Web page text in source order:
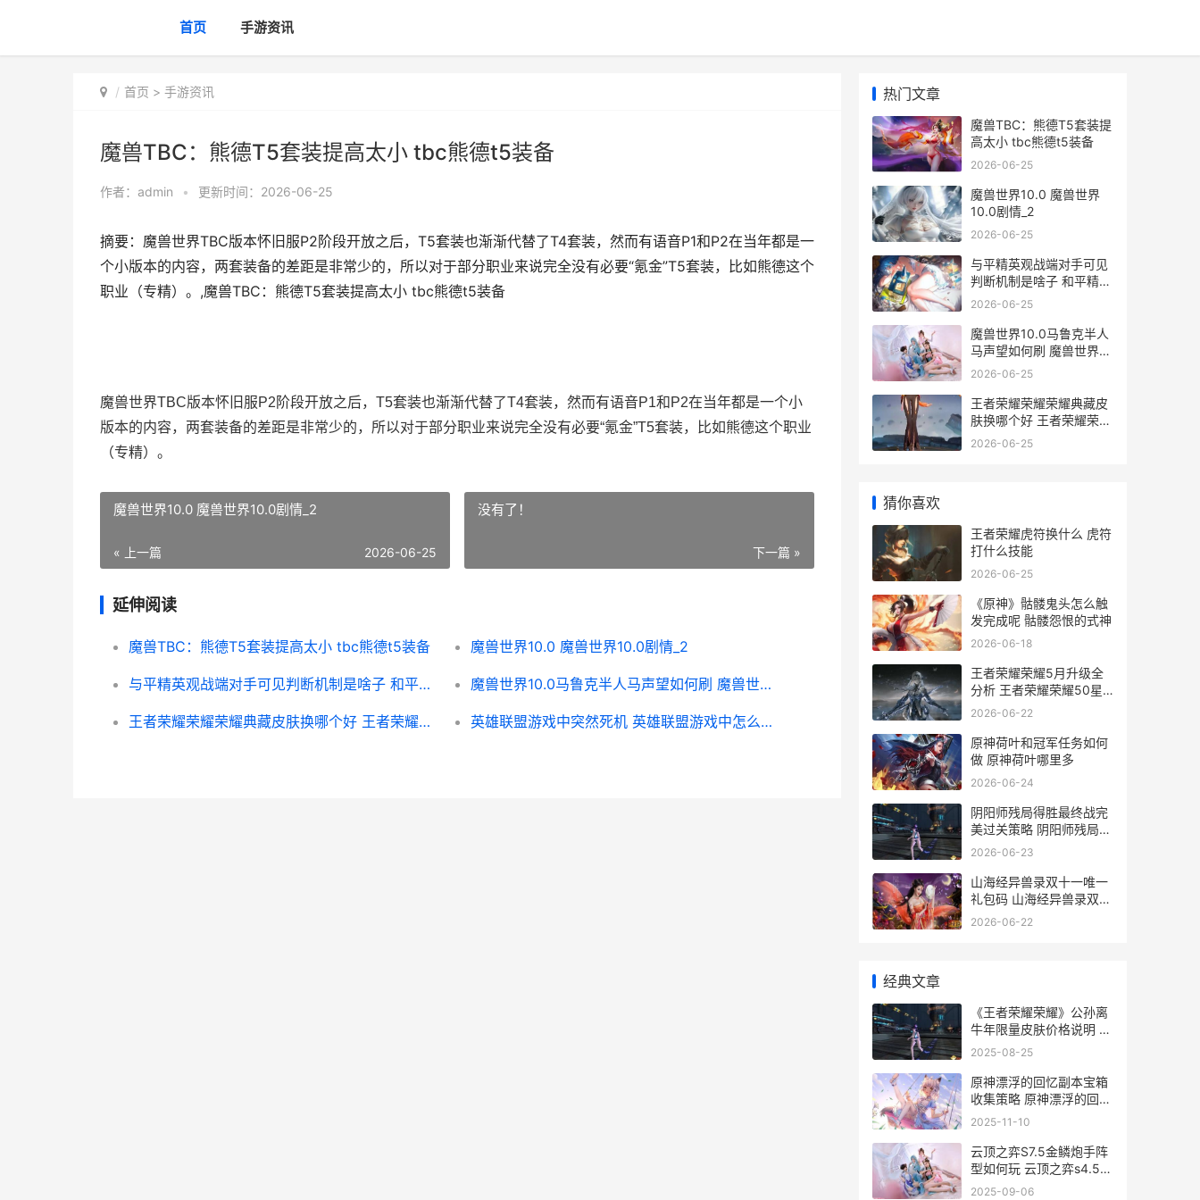
首页 手游资讯
首页 > 手游资讯
魔兽TBC：熊德T5套装提高太小 tbc熊德t5装备
作者： admin • 更新时间：2026-06-25
摘要：魔兽世界TBC版本怀旧服P2阶段开放之后，T5套装也渐渐代替了T4套装，然而有语音P1和P2在当年都是一
个小版本的内容，两套装备的差距是非常少的，所以对于部分职业来说完全没有必要“氪金”T5套装，比如熊德这个
职业（专精）。,魔兽TBC：熊德T5套装提高太小 tbc熊德t5装备
魔兽世界TBC版本怀旧服P2阶段开放之后，T5套装也渐渐代替了T4套装，然而有语音P1和P2在当年都是一个小
版本的内容，两套装备的差距是非常少的，所以对于部分职业来说完全没有必要“氪金”T5套装，比如熊德这个职业
（专精）。
魔兽世界10.0 魔兽世界10.0剧情_2
« 上一篇 2026-06-25
没有了！
下一篇 »
延伸阅读
魔兽TBC：熊德T5套装提高太小 tbc熊德t5装备 魔兽世界10.0 魔兽世界10.0剧情_2
与平精英观战端对手可见判断机制是啥子 和平精英观战模式在哪下载 魔兽世界10.0马鲁克半人马声望如何刷 魔兽世界上马
王者荣耀荣耀荣耀典藏皮肤换哪个好 王者荣耀荣耀荣耀水晶保底多少 英雄联盟游戏中突然死机 英雄联盟游戏中怎么返回桌面
热门文章
魔兽TBC：熊德T5套装提
高太小 tbc熊德t5装备
2026-06-25
魔兽世界10.0 魔兽世界
10.0剧情_2
2026-06-25
与平精英观战端对手可见
判断机制是啥子 和平精英
观战模式在哪下载
2026-06-25
魔兽世界10.0马鲁克半人
马声望如何刷 魔兽世界上
马
2026-06-25
王者荣耀荣耀荣耀典藏皮
肤换哪个好 王者荣耀荣耀
荣耀水晶保底多少
2026-06-25
猜你喜欢
王者荣耀虎符换什么 虎符
打什么技能
2026-06-25
《原神》骷髅鬼头怎么触
发完成呢 骷髅怨恨的式神
2026-06-18
王者荣耀荣耀5月升级全
分析 王者荣耀荣耀50星
相当于巅峰赛多少分
2026-06-22
原神荷叶和冠军任务如何
做 原神荷叶哪里多
2026-06-24
阴阳师残局得胜最终战完
美过关策略 阴阳师残局得
胜在哪
2026-06-23
山海经异兽录双十一唯一
礼包码 山海经异兽录双子
寻宝
2026-06-22
经典文章
《王者荣耀荣耀》公孙离
牛年限量皮肤价格说明 王
者荣耀荣耀之章
2025-08-25
原神漂浮的回忆副本宝箱
收集策略 原神漂浮的回忆
为什么会卡死
2025-11-10
云顶之弈S7.5金鳞炮手阵
型如何玩 云顶之弈s4.5黄
金奖励
2025-09-06